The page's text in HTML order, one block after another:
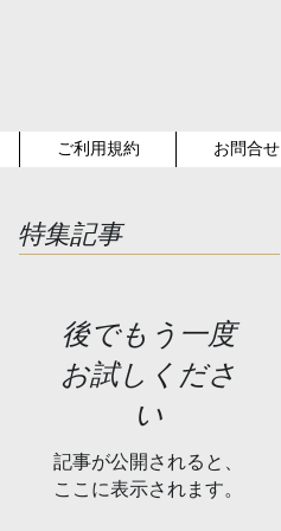
ご利用規約 お問合せ
特集記事
後でもう一度
お試しくださ
い
記事が公開されると、
ここに表示されます。